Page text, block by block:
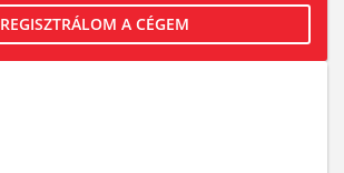
REGISZTRÁLOM A CÉGEM